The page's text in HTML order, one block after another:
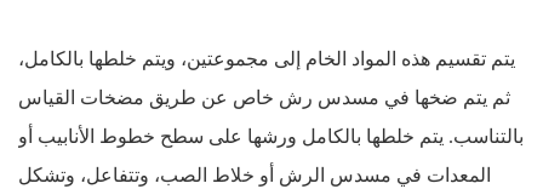
يتم تقسيم هذه المواد الخام إلى مجموعتين، ويتم خلطها بالكامل،
ثم يتم ضخها في مسدس رش خاص عن طريق مضخات القياس
بالتناسب. يتم خلطها بالكامل ورشها على سطح خطوط الأنابيب أو
المعدات في مسدس الرش أو خلاط الصب، وتتفاعل، وتشكل